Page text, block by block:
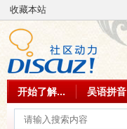
收藏本站
开始了解... 吴语拼音